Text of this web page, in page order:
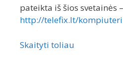
pateikta iš šios svetainės –
http://telefix.lt/
Skaityti toliau